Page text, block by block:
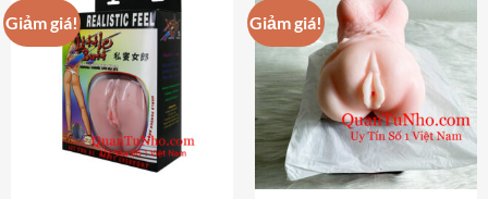
Giảm giá! Giảm giá!